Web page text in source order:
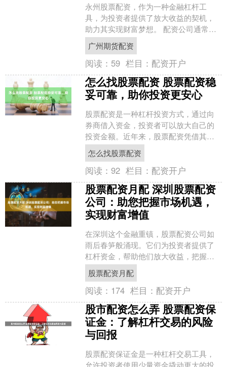
永州股票配资，作为一种金融杠杆工
具，为投资者提供了放大收益的契机，
助力其实现财富梦想。 配资公司通常会
设定最低资金门槛，以确保投资者具备
一定的资金实力。门槛金额....
广州期货配资
阅读： 59 栏目： 配资开户
怎么找股票配资 股票配资稳
妥可靠，助你投资更安心
股票配资是一种杠杆投资方式，通过向
券商借入资金，投资者可以放大自己的
投资金额。近年来，股票配资凭借其高
收益潜力吸引了众多投资者的关注。 1.
学习基本面分析和技....
怎么找股票配资
阅读：92 栏目： 配资开户
股票配资月配 深圳股票配资
公司：助您把握市场机遇，
实现财富增值
在深圳这个金融重镇，股票配资公司如
雨后春笋般涌现。它们为投资者提供了
杠杆资金，帮助他们放大收益，把握市
场机遇。 * **平台 A：**拥有多年行业经
验，提供多种....
股票配资月配
阅读： 174 栏目： 配资开户
股市配资怎么弄 股票配资保
证金：了解杠杆交易的风险
与回报
股票配资保证金是一种杠杆交易工具，
允许投资者使用少量资金撬动更大的投